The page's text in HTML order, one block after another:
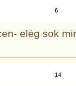
6
elég sok
14